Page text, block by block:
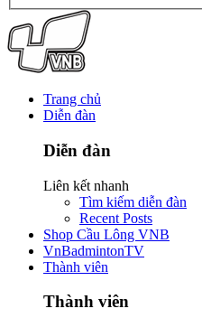
Trang chủ
Diễn đàn
Diễn đàn
Liên kết nhanh
Tìm kiếm diễn đàn
Recent Posts
Shop Cầu Lông VNB
VnBadmintonTV
Thành viên
Thành viên